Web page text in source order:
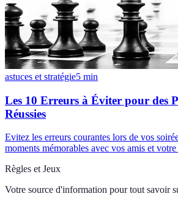
astuces et stratégie5 min
Les 10 Erreurs à Éviter pour des
Réussies
Evitez les erreurs courantes lors de vos
moments mémorables avec vos amis et
Règles et Jeux
Votre source d'information pour tout savoir